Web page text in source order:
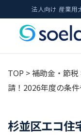
法人向け 産業用
TOP >補助金・節税
請！2026年度の条
杉並区エコ住